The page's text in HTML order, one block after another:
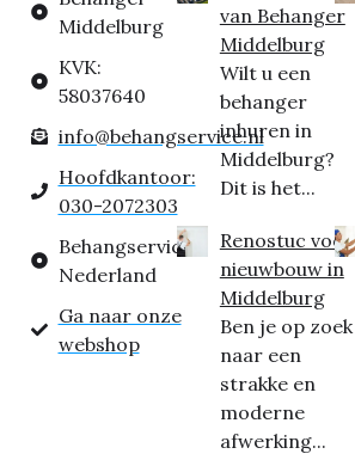
Middelburg
KVK:
58037640
info@behangservice.nl
Hoofdkantoor:
030-2072303
Behangservice
Nederland
Ga naar onze
webshop
van Behanger
Middelburg
Wilt u een
behanger
inhuren in
Middelburg?
Dit is het...
Renostuc voor
nieuwbouw in
Middelburg
Ben je op zoek
naar een
strakke en
moderne
afwerking...